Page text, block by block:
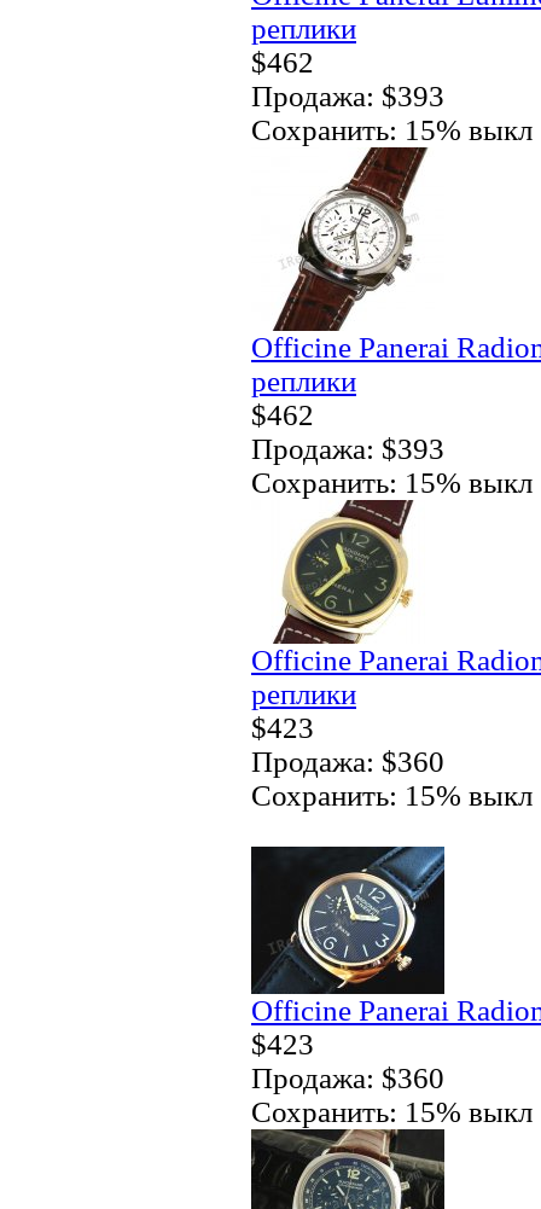
реплики
$462
Продажа: $393
Сохранить: 15% выкл
Officine Panerai
реплики
$462
Продажа: $393
Сохранить: 15% выкл
Officine Panerai
реплики
$423
Продажа: $360
Сохранить: 15% выкл
Officine Panerai
$423
Продажа: $360
Сохранить: 15% выкл